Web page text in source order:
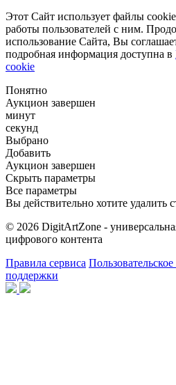
Этот Сайт использует файлы
работы пользователей с ним.
использование Сайта, Вы
подробная информация доступна в
cookie
Понятно
Аукцион завершен
минут
секунд
Выбрано
Добавить
Аукцион завершен
Скрыть параметры
Все параметры
Вы действительно хотите удалить
© 2026 DigitArtZone -
цифрового контента
Правила сервиса
поддержки